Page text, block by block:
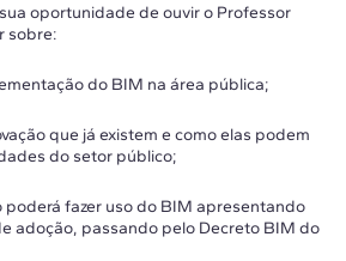
oportunidade de ouvir o Professor
sobre:
do BIM na área pública;
que já existem e como elas podem
do setor público;
poderá fazer uso do BIM apresentando
adoção, passando pelo Decreto BIM do